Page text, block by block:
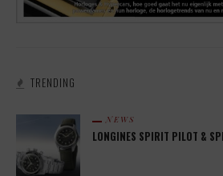
TRENDING
NEWS
LONGINES SPIRIT PILOT &